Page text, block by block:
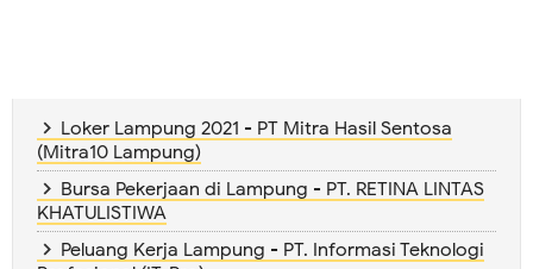
Loker Lampung 2021 - PT Mitra Hasil Sentosa
(Mitra10 Lampung)
Bursa Pekerjaan di Lampung - PT. RETINA LINTAS
KHATULISTIWA
Peluang Kerja Lampung - PT. Informasi Teknologi